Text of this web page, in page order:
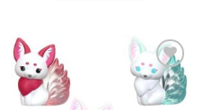
Legg til i
ønskeliste